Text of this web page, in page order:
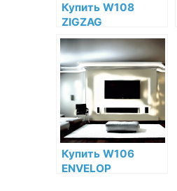
Купить W108
ZIGZAG
Декоративная
панель Orac Decor
Полиуретан Orac
Decor по низкой
цене в интернет-
магазине
Купить W106
ENVELOP